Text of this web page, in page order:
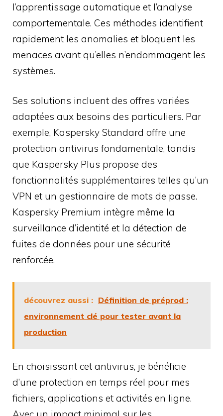
l’apprentissage automatique et l’analyse
comportementale. Ces méthodes identifient
rapidement les anomalies et bloquent les
menaces avant qu’elles n’endommagent les
systèmes.
Ses solutions incluent des offres variées
adaptées aux besoins des particuliers. Par
exemple, Kaspersky Standard offre une
protection antivirus fondamentale, tandis
que Kaspersky Plus propose des
fonctionnalités supplémentaires telles qu’un
VPN et un gestionnaire de mots de passe.
Kaspersky Premium intègre même la
surveillance d’identité et la détection de
fuites de données pour une sécurité
renforcée.
découvrez aussi : Définition de préprod :
environnement clé pour tester avant la
production
En choisissant cet antivirus, je bénéficie
d’une protection en temps réel pour mes
fichiers, applications et activités en ligne.